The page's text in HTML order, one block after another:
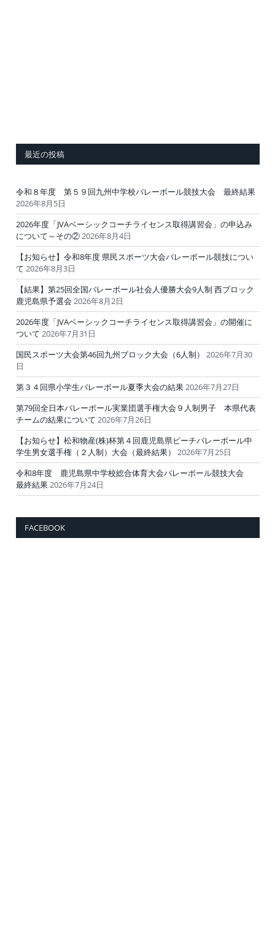
最近の投稿
令和８年度 第５９回九州中学校バレーボール競技大会 最終結果
2026年8月5日
2026年度「JVAベーシックコーチライセンス取得講習会」の申込み
について～その②2026年8月4日
【お知らせ】令和8年度 県民スポーツ大会バレーボール競技につい
て 2026年8月3日
【結果】第25回全国バレーボール社会人優勝大会9人制 西ブロック
鹿児島県予選会 2026年8月2日
2026年度「JVAベーシックコーチライセンス取得講習会」の開催に
ついて 2026年7月31日
国民スポーツ大会第46回九州ブロック大会（6人制）
2026年7月30
日
第３４回県小学生バレーボール夏季大会の結果2026年7月27日
第79回全日本バレーボール実業団選手権大会９人制男子 本県代表
チームの結果について 2026年7月26日
【お知らせ】松和物産(株)杯第４回鹿児島県ビーチバレーボール中
学生男女選手権（２人制）大会（最終結果）
2026年7月25日
令和8年度 鹿児島県中学校総合体育大会バレーボール競技大会
最終結果2026年7月24日
FACEBOOK